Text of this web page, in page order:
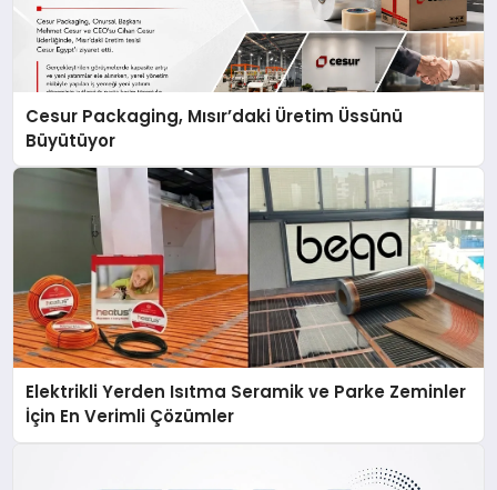
Cesur Packaging, Mısır’daki Üretim Üssünü
Büyütüyor
Elektrikli Yerden Isıtma Seramik ve Parke Zeminler
İçin En Verimli Çözümler